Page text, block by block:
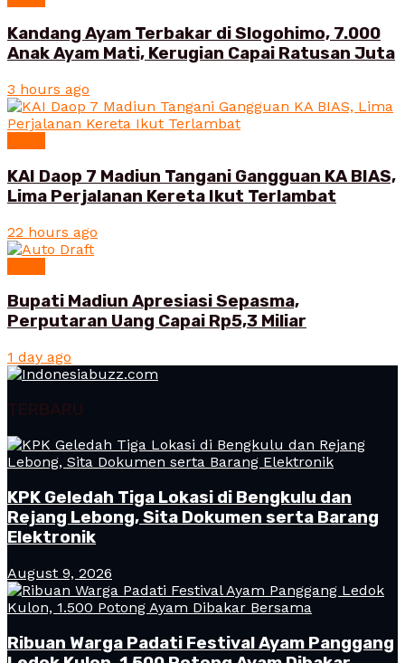
Kandang Ayam Terbakar di Slogohimo, 7.000
Anak Ayam Mati, Kerugian Capai Ratusan Juta
3 hours ago
KAI Daop 7 Madiun Tangani Gangguan KA BIAS,
Lima Perjalanan Kereta Ikut Terlambat
22 hours ago
Bupati Madiun Apresiasi Sepasma,
Perputaran Uang Capai Rp5,3 Miliar
1 day ago
TERBARU
KPK Geledah Tiga Lokasi di Bengkulu dan
Rejang Lebong, Sita Dokumen serta Barang
Elektronik
August 9, 2026
Ribuan Warga Padati Festival Ayam Panggang